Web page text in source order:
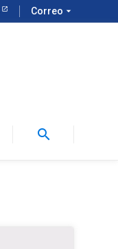
Correo arrow_drop_down
search